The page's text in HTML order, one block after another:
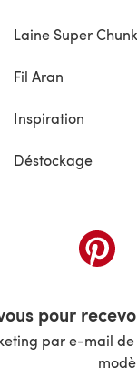
Laine Super
Fil Aran
Inspiration
Déstockage
onglet)
pour
par e-mail